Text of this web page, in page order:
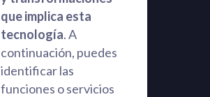
que implica esta
tecnología. A
continuación, puedes
identificar las
funciones o servicios